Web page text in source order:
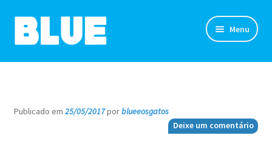
Pular
para
Pular
para
Menu
TIRINHAS
Publicado em 25/05/2017porblueeosgatos
Deixe um comentário